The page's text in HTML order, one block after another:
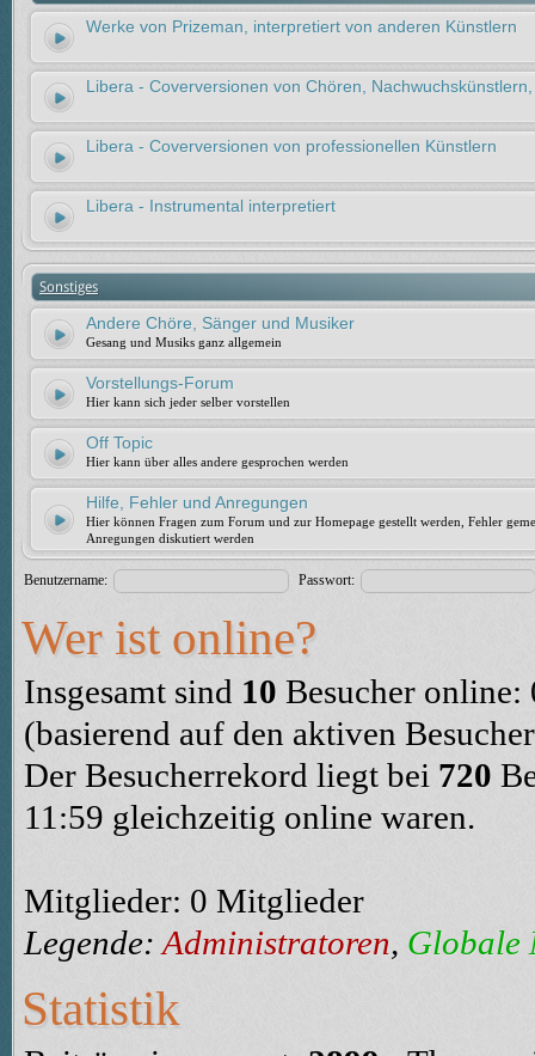
Werke von Prizeman, interpretiert von anderen Künstlern
Libera - Coverversionen von Chören,
Libera - Coverversionen von professionellen Künstlern
Libera - Instrumental interpretiert
Sonstiges
Andere Chöre, Sänger und Musiker
Gesang und Musiks ganz allgemein
Vorstellungs-Forum
Hier kann sich jeder selber vorstellen
Off Topic
Hier kann über alles andere gesprochen werden
Hilfe, Fehler und Anregungen
Hier können Fragen zum Forum und zur Homepage gestellt werden, Fehler
Anregungen diskutiert werden
Benutzername: Passwort:
Wer ist online?
Insgesamt sind 10 Besucher online:
(basierend auf den aktiven
Der Besucherrekord liegt bei 720
11:59 gleichzeitig online waren.
Mitglieder: 0 Mitglieder
Legende: Administratoren, Globale
Statistik